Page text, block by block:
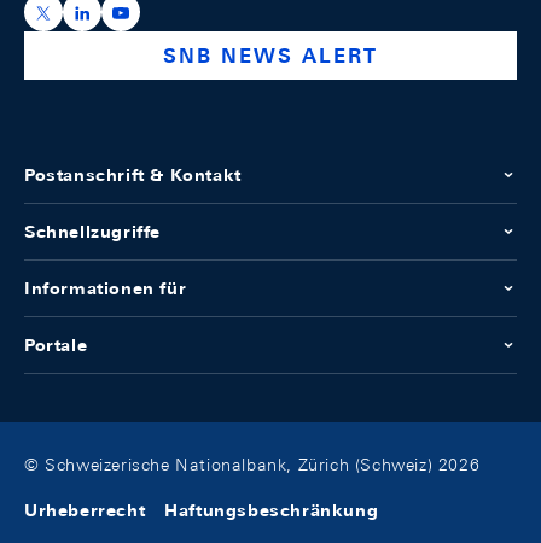
https://x.com/snb_bns
https://ch.linkedin.com/company/swiss-national-
https://www.youtube.com/@swissnationalbank
SNB NEWS ALERT
Postanschrift & Kontakt
Schnellzugriffe
Informationen für
Portale
© Schweizerische Nationalbank, Zürich (Schweiz) 2026
Urheberrecht Haftungsbeschränkung